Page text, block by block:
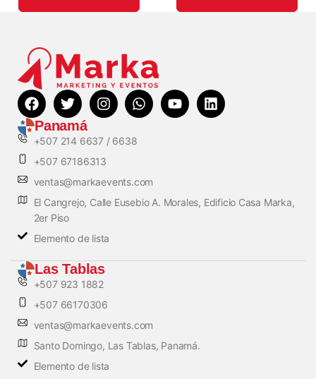
Panamá
+507 214 6637 / 6638
+507 67186313
ventas@markaevents.com
El Cangrejo, Calle Eusebio A. Morales, Edificio Casa Marka,
2er Piso
Elemento de lista
Las Tablas
+507 923 1882
+507 66170306
ventas@markaevents.com
Santo Domingo, Las Tablas, Panamá.
Elemento de lista